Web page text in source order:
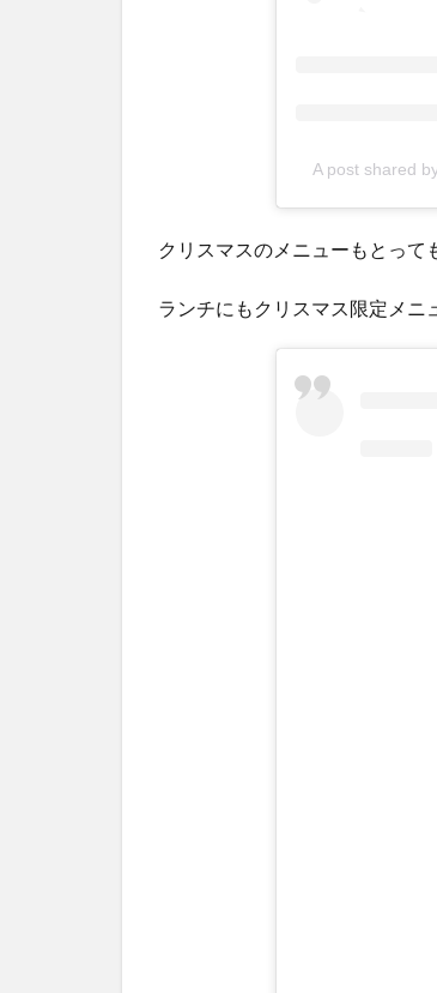
A post shared
クリスマスのメニューもとって
ランチにもクリスマス限定メニ